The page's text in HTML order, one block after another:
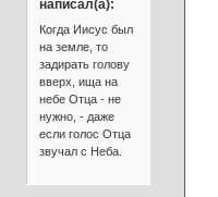
написал(а):
Когда Иисус был
на земле, то
задирать голову
вверх, ища на
небе Отца - не
нужно, - даже
если голос Отца
звучал с Неба.